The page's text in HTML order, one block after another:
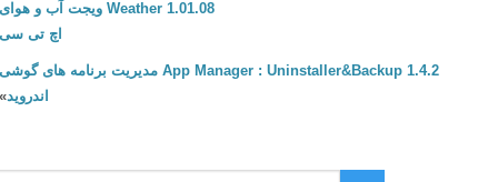
ا
S
p
Weather 1.01.08 ویجت آب و هوای
اچ تی سی
App Manager : Uninstaller&Backup 1.4.2 مدیریت برنامه های گوشی
اندروید»